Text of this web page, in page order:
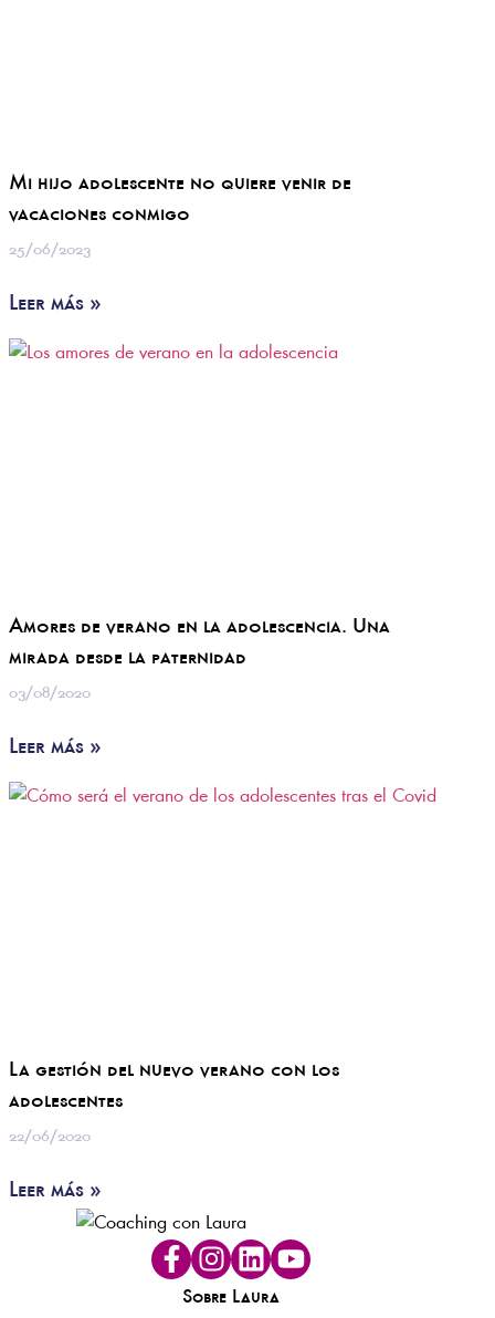
Mi hijo adolescente no quiere venir de
vacaciones conmigo
25/06/2023
Leer más »
Amores de verano en la adolescencia. Una
mirada desde la paternidad
03/08/2020
Leer más »
La gestión del nuevo verano con los
adolescentes
22/06/2020
Leer más »
Sobre Laura